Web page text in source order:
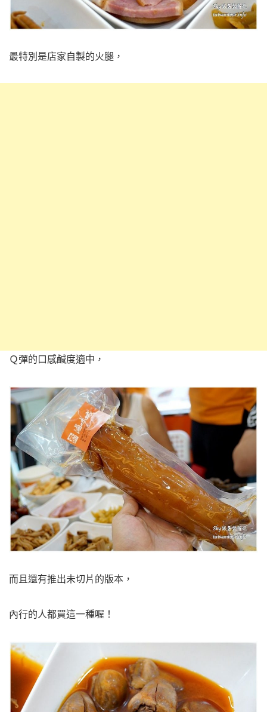
最特別是店家自製的火腿，
Ｑ彈的口感鹹度適中，
而且還有推出未切片的版本，
內行的人都買這一種喔！